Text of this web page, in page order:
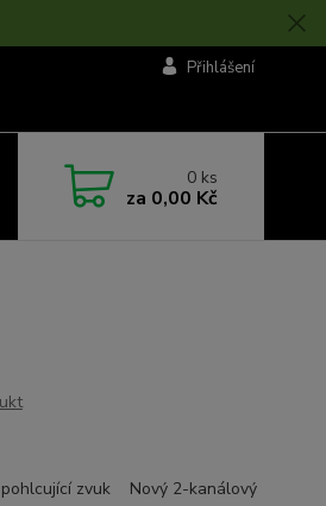
Přihlášení
0 ks
za 0,00 Kč
pohlcující zvuk Nový 2-kanálový